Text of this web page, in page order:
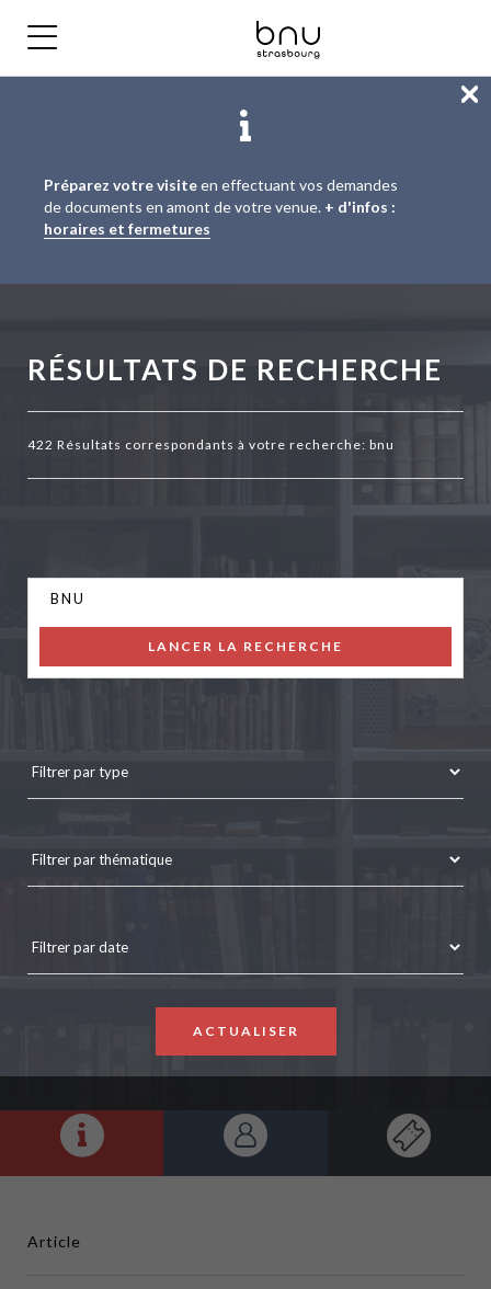
Aller
au
menu
Aller
au
contenu
Aller
à
la
Préparez votre visiteen effectuant vos demandes
de documents en amont de votre venue. + d'infos :
horaires et fermetures
RÉSULTATS DE RECHERCHE
422 Résultats correspondants à votre recherche: bnu
LANCER LA RECHERCHE
ACTUALISER
Article